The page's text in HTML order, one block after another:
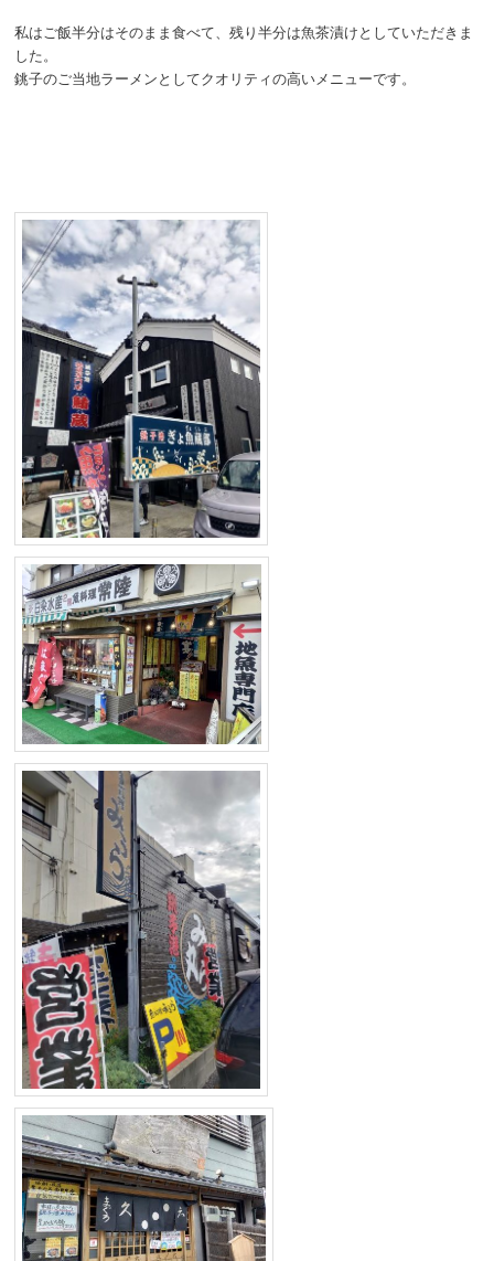
私はご飯半分はそのまま食べて、残り半分は魚茶漬けとしていただきま
した。
銚子のご当地ラーメンとしてクオリティの高いメニューです。